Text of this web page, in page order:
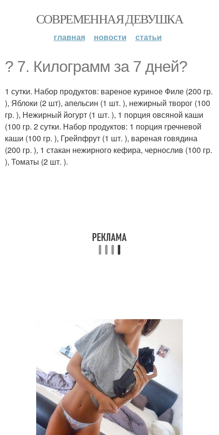
СОВРЕМЕННАЯ ДЕВУШКА
главная новости статьи
? 7. Килограмм за 7 дней?
1 сутки. Набор продуктов: вареное куриное Филе (200 гр.
), Яблоки (2 шт), апельсин (1 шт. ), нежирный творог (100
гр. ), Нежирный йогурт (1 шт. ), 1 порция овсяной каши
(100 гр. 2 сутки. Набор продуктов: 1 порция гречневой
каши (100 гр. ), Грейпфрут (1 шт. ), вареная говядина
(200 гр. ), 1 стакан нежирного кефира, чернослив (100 гр.
), Томаты (2 шт. ).